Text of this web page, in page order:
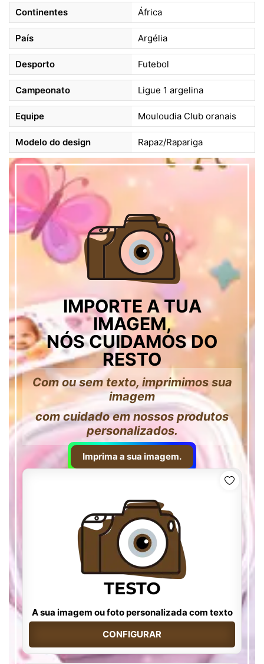
Continentes África
País Argélia
Desporto Futebol
Campeonato Ligue 1 argelina
Equipe Mouloudia Club oranais
Modelo do design Rapaz/Rapariga
IMPORTE A TUA
IMAGEM,
NÓS CUIDAMOS DO
RESTO
Com ou sem texto, imprimimos sua
imagem
com cuidado em nossos produtos
personalizados.
Imprima a sua imagem.
A sua imagem ou foto personalizada com texto
CONFIGURAR